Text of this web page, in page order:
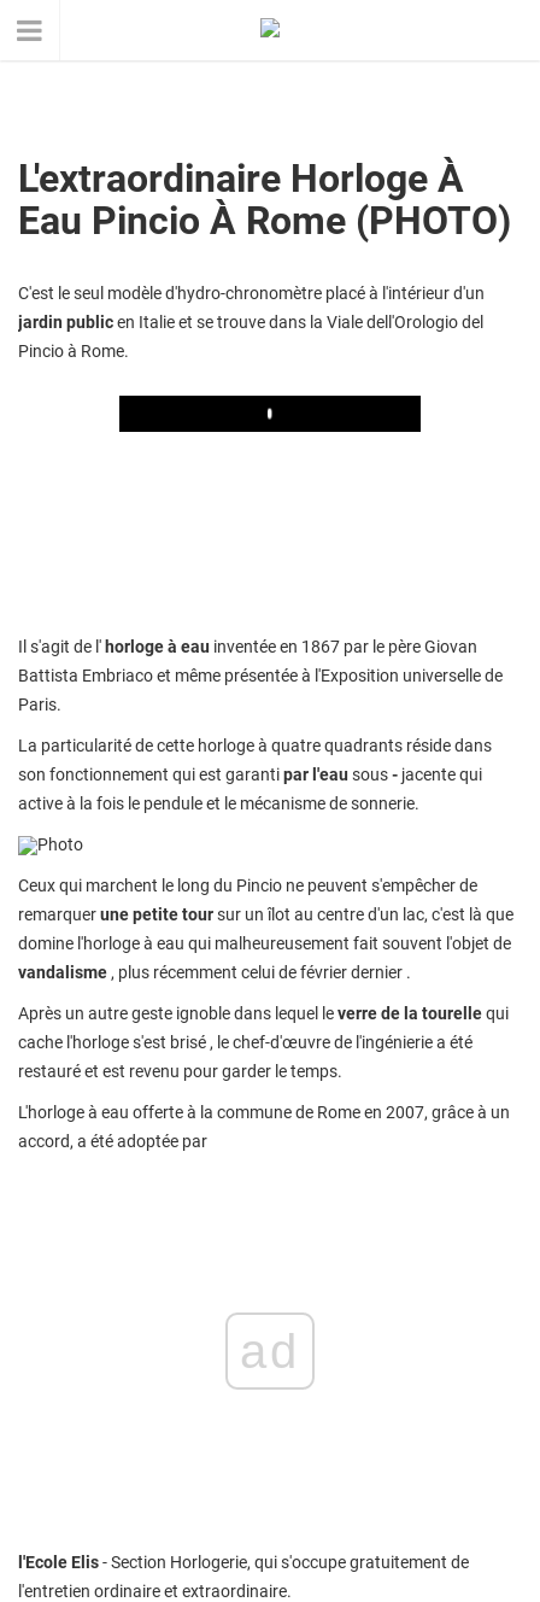
L'extraordinaire Horloge À
Eau Pincio À Rome (PHOTO)
C'est le seul modèle d'hydro-chronomètre placé à l'intérieur d'un
jardin publicen Italie et se trouve dans la Viale dell'Orologio del
Pincio à Rome.
Play
Il s'agit de l' horloge à eau inventée en 1867 par le père Giovan
Battista Embriaco et même présentée à l'Exposition universelle de
Paris.
La particularité de cette horloge à quatre quadrants réside dans
son fonctionnement qui est garantipar l'eau sous- jacente qui
active à la fois le pendule et le mécanisme de sonnerie.
Photo
Ceux qui marchent le long du Pincio ne peuvent s'empêcher de
remarquerune petite toursur un îlot au centre d'un lac, c'est là que
domine l'horloge à eau qui malheureusement fait souvent l'objet de
vandalisme , plus récemment celui de février dernier .
Après un autre geste ignoble dans lequel leverre de la tourellequi
cache l'horloge s'est brisé , le chef-d'œuvre de l'ingénierie a été
restauré et est revenu pour garder le temps.
L'horloge à eau offerte à la commune de Rome en 2007, grâce à un
accord, a été adoptée par
ad
l'Ecole Elis- Section Horlogerie, qui s'occupe gratuitement de
l'entretien ordinaire et extraordinaire.